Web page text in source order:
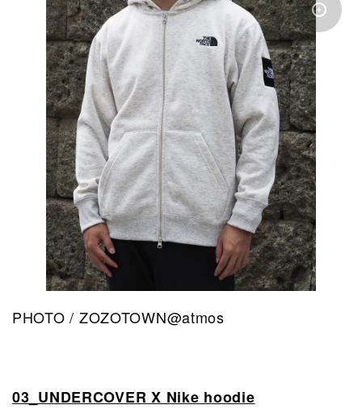
PHOTO / ZOZOTOWN@atmos
03_UNDERCOVER X Nike hoodie